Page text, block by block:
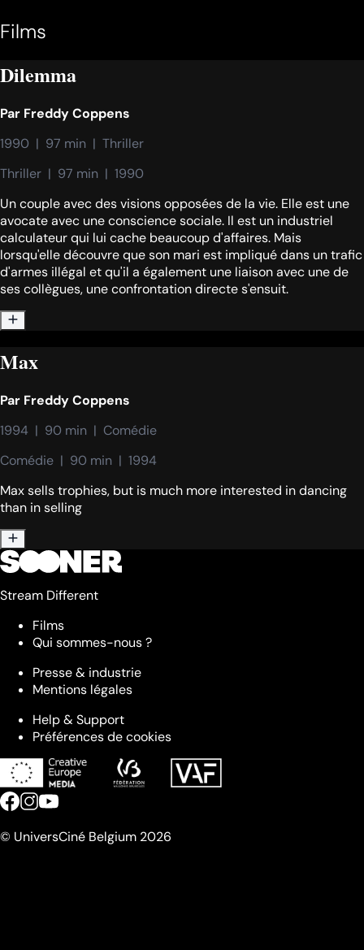
Films
Dilemma
Par Freddy Coppens
1990  |  97 min  |  Thriller
Thriller  |  97 min  |  1990
Un couple avec des visions opposées de la vie. Elle est une
avocate avec une conscience sociale. Il est un industriel
calculateur qui lui cache beaucoup d'affaires. Mais
lorsqu'elle découvre que son mari est impliqué dans un trafic
d'armes illégal et qu'il a également une liaison avec une de
ses collègues, une confrontation directe s'ensuit.
Max
Par Freddy Coppens
1994  |  90 min  |  Comédie
Comédie  |  90 min  |  1994
Max sells trophies, but is much more interested in dancing
than in selling
Stream Different
Films
Qui sommes-nous ?
Presse & industrie
Mentions légales
Help & Support
Préférences de cookies
© UniversCiné Belgium 2026